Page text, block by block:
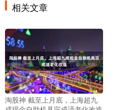
相关文章
淘股神 截至上月底，上海超九